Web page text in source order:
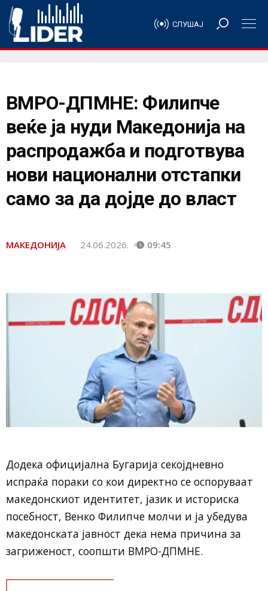
СЛУШАЈ
ВМРО-ДПМНЕ: Филипче
веќе ја нуди Македонија на
распродажба и подготвува
нови национални отстапки
само за да дојде до власт
МАКЕДОНИЈА 24.06.2026. 09:45
Додека официјална Бугарија секојдневно
испраќа пораки со кои директно се оспоруваат
македонскиот идентитет, јазик и историска
посебност, Венко Филипче молчи и ја убедува
македонската јавност дека нема причина за
загриженост, соопшти ВМРО-ДПМНЕ.